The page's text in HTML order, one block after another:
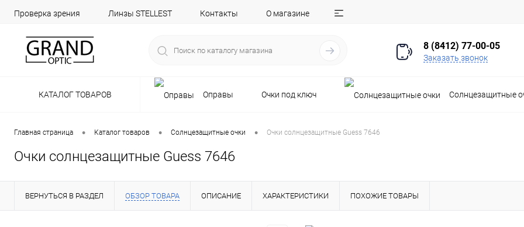
Проверка зрения Линзы STELLEST Контакты О магазине
8 (8412) 77-00-05
Заказать звонок
КАТАЛОГ ТОВАРОВ Оправы Очки под ключ Солнцезащитные
Главная страница • Каталог товаров • Солнцезащитные очки • Очки солнцезащитные Guess 7646
Очки солнцезащитные Guess 7646
ВЕРНУТЬСЯ В РАЗДЕЛ ОБЗОР ТОВАРА ОПИСАНИЕ ХАРАКТЕРИСТИКИ ПОХОЖИЕ ТОВАРЫ